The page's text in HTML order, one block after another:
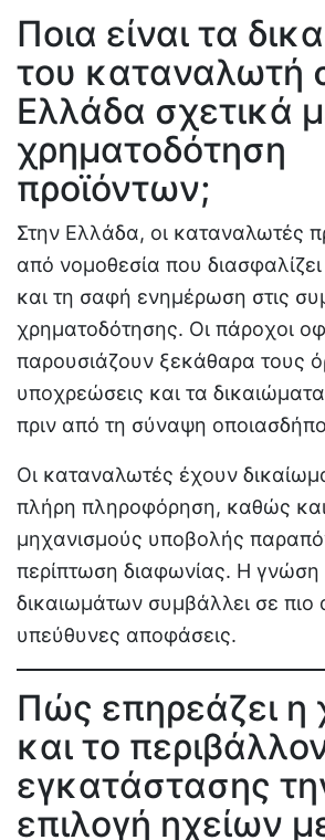
Ποια είναι τα
του καταναλωτή
Ελλάδα σχετικά
χρηματοδότηση
προϊόντων;
Στην Ελλάδα, οι καταναλωτές
από νομοθεσία που
και τη σαφή ενημέρωση στις
χρηματοδότησης. Οι πάροχοι
παρουσιάζουν ξεκάθαρα τους
υποχρεώσεις και τα
πριν από τη σύναψη
Οι καταναλωτές έχουν
πλήρη πληροφόρηση, καθώς
μηχανισμούς υποβολής
περίπτωση διαφωνίας. Η
δικαιωμάτων συμβάλλει σε πιο
υπεύθυνες αποφάσεις.
Πώς επηρεάζει η
και το
εγκατάστασης
επιλογή ηχείων